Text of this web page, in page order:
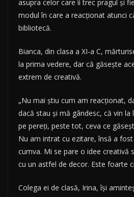
asupra celor care îi trec pragul şi
modul în care a reacţionat atunci
bibliotecă.
Bianca, din clasa a XI-a C,
la prima vedere, dar că găseşte
extrem de creativă.
„Nu mai ştiu cum am reacţionat,
dacă stau şi mă gândesc, că vin la
pe pereţi, peste tot, ceva ce
Nu am intrat cu ezitare, însă a
cumva. Mi se pare o idee creativă
cu un astfel de decor. Este foarte
Colega ei de clasă, Irina, îşi